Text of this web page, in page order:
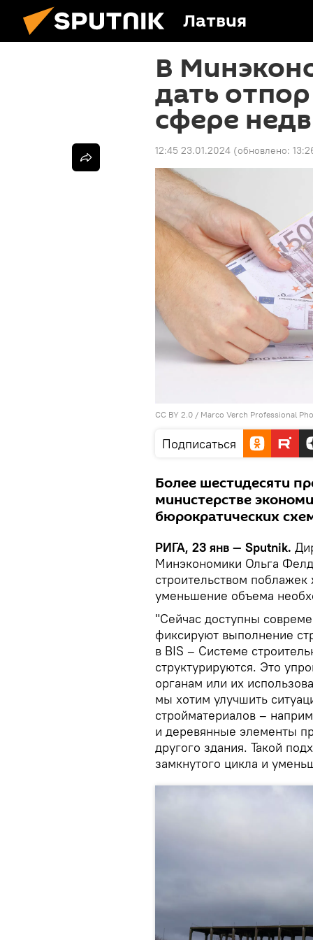
Латвия
В
дать
сфере
12:45 23.01.2024 (обновлено:
CC BY 2.0 / Marco Verch Professional
Подписаться
Более шестидесяти
министерстве
бюрократических
РИГА, 23 янв — Sputnik.
Минэкономики Ольга
строительством
уменьшение объема
"Сейчас доступны
фиксируют выполнение
в BIS – Системе
структурируются. Это
органам или их
мы хотим улучшить
стройматериалов –
и деревянные элементы
другого здания. Такой
замкнутого цикла и